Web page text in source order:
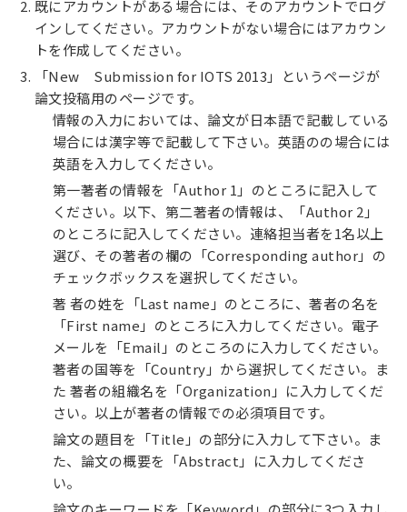
既にアカウントがある場合には、そのアカウントでログ
インしてください。アカウントがない場合にはアカウン
トを作成してください。
「New Submission for IOTS 2013」というページが
論文投稿用のページです。
情報の入力においては、論文が日本語で記載している
場合には漢字等で記載して下さい。英語のの場合には
英語を入力してください。
第一著者の情報を「Author 1」のところに記入して
ください。以下、第二著者の情報は、「Author 2」
のところに記入してください。連絡担当者を1名以上
選び、その著者の欄の「Corresponding author」の
チェックボックスを選択してください。
著 者の姓を「Last name」のところに、著者の名を
「First name」のところに入力してください。電子
メールを「Email」のところのに入力してください。
著者の国等を「Country」から選択してください。ま
た 著者の組織名を「Organization」に入力してくだ
さい。以上が著者の情報での必須項目です。
論文の題目を「Title」の部分に入力して下さい。ま
た、論文の概要を「Abstract」に入力してくださ
い。